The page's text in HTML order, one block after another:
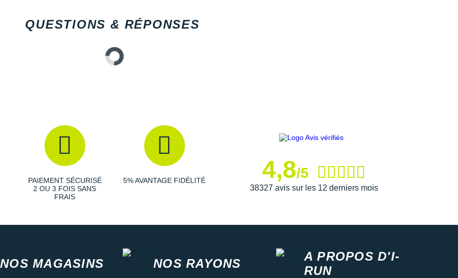
QUESTIONS & RÉPONSES
PAIEMENT SÉCURISÉ
2 OU 3 FOIS SANS
FRAIS
5% AVANTAGE FIDÉLITÉ 4,8/5
38327 avis sur les 12 derniers mois
NOS MAGASINS NOS RAYONS
A PROPOS D'I-
RUN